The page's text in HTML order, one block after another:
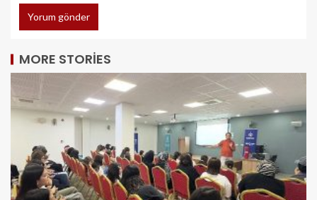
MORE STORIES